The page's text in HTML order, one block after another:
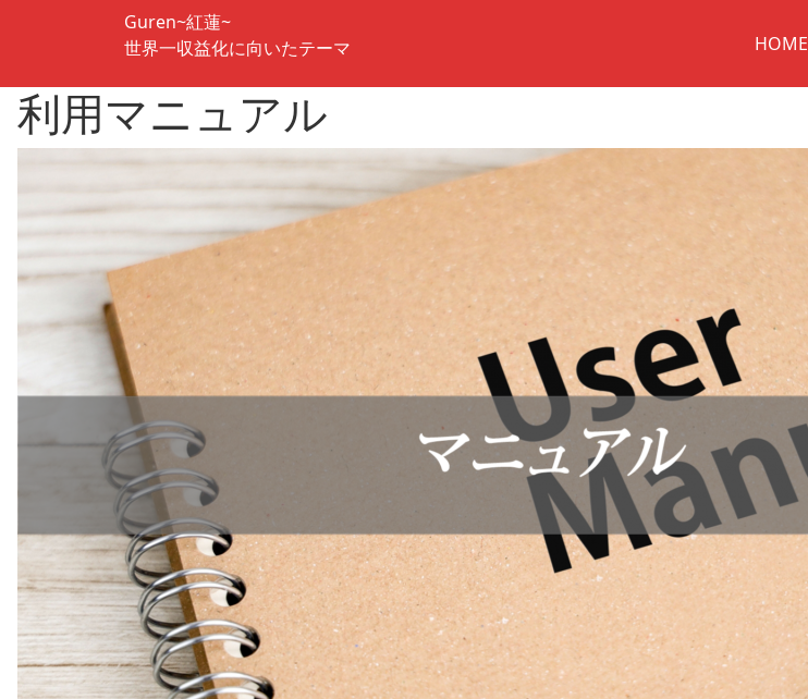
Guren~紅蓮~
世界一収益化に向いたテーマ
HOME
利用マニュアル